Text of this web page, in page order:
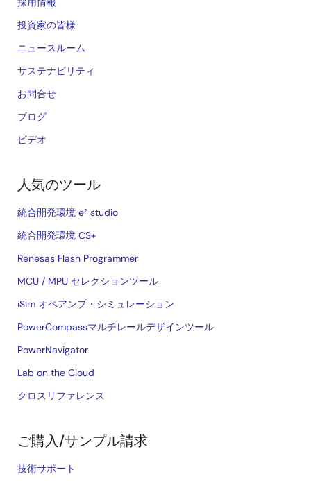
投資家の皆様
ニュースルーム
サステナビリティ
お問合せ
ブログ
ビデオ
人気のツール
統合開発環境 e² studio
統合開発環境 CS+
Renesas Flash Programmer
MCU / MPU セレクションツール
iSim オペアンプ・シミュレーション
PowerCompassマルチレールデザインツール
PowerNavigator
Lab on the Cloud
クロスリファレンス
ご購入/サンプル請求
技術サポート